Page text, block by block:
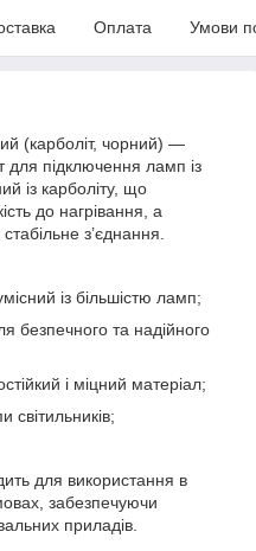
Оплата Умови
(карболіт, чорний) —
для підключення ламп із
із карболіту, що
до нагрівання, а
з’єднання.
із більшістю ламп;
безпечного та надійного
і міцний матеріал;
світильників;
для використання в
забезпечуючи
приладів.